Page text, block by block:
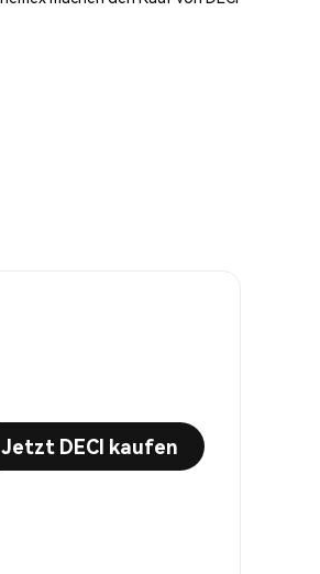
Jetzt DECI kaufen